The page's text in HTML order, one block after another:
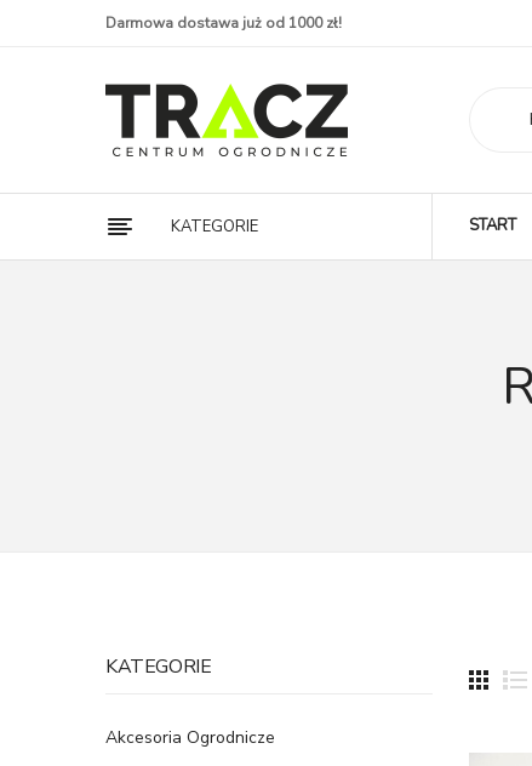
Darmowa dostawa już od 1000 zł!
KATEGORIE START
KATEGORIE
Akcesoria Ogrodnicze